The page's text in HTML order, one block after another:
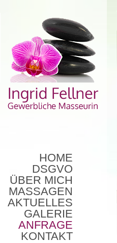
HOME
DSGVO
ÜBER MICH
MASSAGEN
AKTUELLES
GALERIE
ANFRAGE
KONTAKT